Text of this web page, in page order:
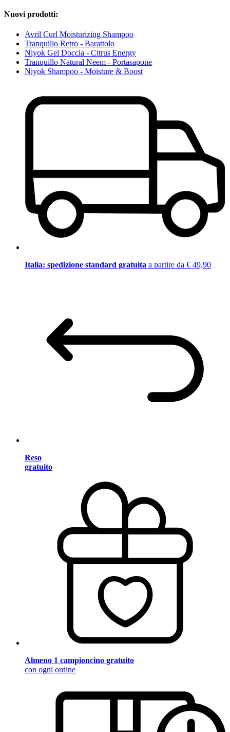
Nuovi prodotti:
Avril Curl Moisturizing Shampoo
Tranquillo Retro - Barattolo
Niyok Gel Doccia - Citrus Energy
Tranquillo Natural Neem - Portasapone
Niyok Shampoo - Moisture & Boost
Italia: spedizione standard gratuita a partire da € 49,90
Reso
gratuito
Almeno 1 campioncino gratuito
con ogni ordine